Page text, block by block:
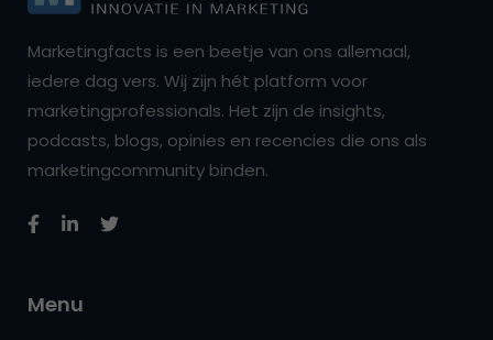
Marketingfacts is een beetje van ons allemaal,
iedere dag vers. Wij zijn hét platform voor
marketingprofessionals. Het zijn de insights,
podcasts, blogs, opinies en recencies die ons als
marketingcommunity binden.
Menu